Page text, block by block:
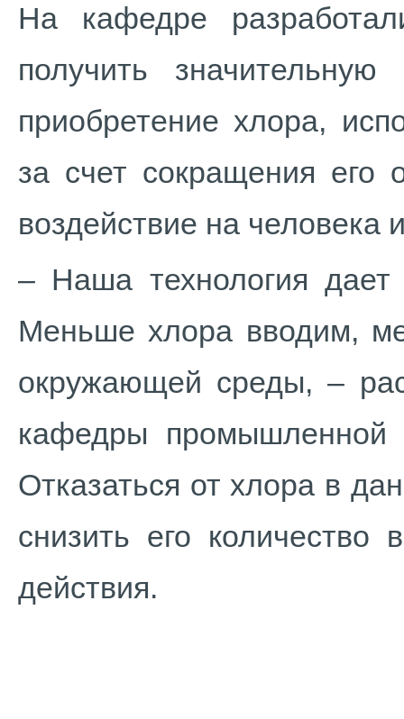
На кафедре
получить
приобретение хлора,
за счет сокращения его
воздействие на
– Наша технология
Меньше хлора вводим,
окружающей среды, –
кафедры промышленной
Отказаться от хлора в
снизить его
действия.